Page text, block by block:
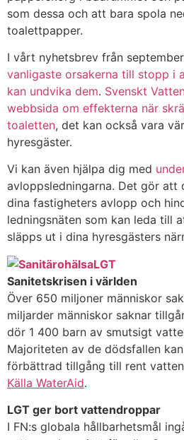
som dessa och att bara spola
toalettpapper.
I vårt nyhetsbrev från
vanligaste orsakerna till stopp i
kan undvika dem. Svenskt
webbsida om effekterna när
toaletten, det kan också vara
hyresgäster.
Vi kan även hjälpa dig med
avloppsledningarna. Det gör att
dina fastigheters avlopp och
ledningsnäten som kan leda till
släpps ut i dina hyresgästers
Sanitetskrisen i världen
Över 650 miljoner människor
miljarder människor saknar
dör 1 400 barn av smutsigt
Majoriteten av de dödsfallen
förbättrad tillgång till rent
Källa WaterAid.
LGT ger bort vattendroppar
I FN:s globala hållbarhetsmål